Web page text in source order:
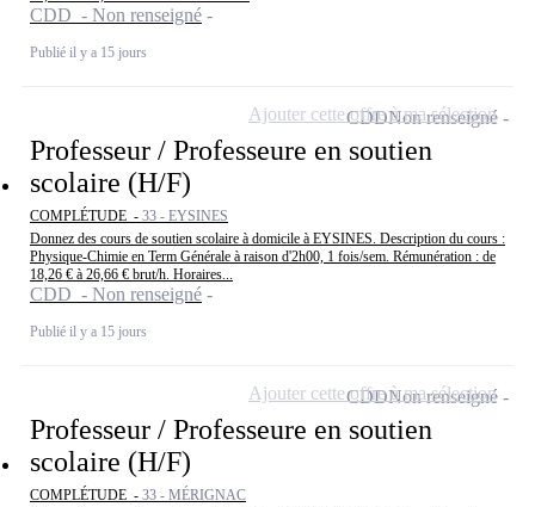
CDD - Non renseigné
Publié il y a 15 jours
Professeur / Professeure en soutien
scolaire (H/F)
COMPLÉTUDE - 33 - EYSINES
Donnez des cours de soutien scolaire à domicile à EYSINES. Description du cours :
Physique-Chimie en Term Générale à raison d'2h00, 1 fois/sem. Rémunération : de
18,26 € à 26,66 € brut/h. Horaires...
CDD - Non renseigné
Publié il y a 15 jours
CDDNon renseigné
Ajouter cette offre à ma sélection
Professeur / Professeure en soutien
scolaire (H/F)
COMPLÉTUDE - 33 - MÉRIGNAC
CDDNon renseigné
Ajouter cette offre à ma sélection